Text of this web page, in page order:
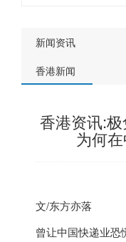
新闻资讯
香港新闻
香港资讯:极
为何在
文/东方亦落
曾让中国快递业恐